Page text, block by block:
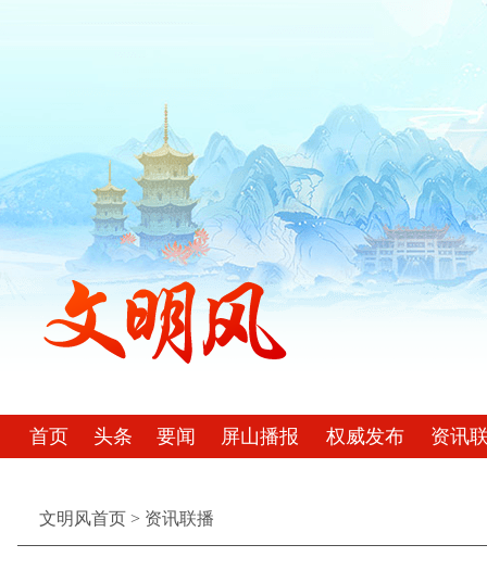
首页 头条 要闻 屏山播报 权威发布 资讯
文明风首页 > 资讯联播